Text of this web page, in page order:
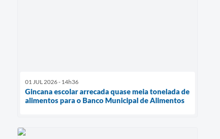
01 JUL 2026 - 14h36
Gincana escolar arrecada quase meia tonelada de
alimentos para o Banco Municipal de Alimentos